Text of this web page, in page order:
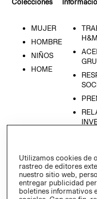
MUJER
HOMBRE
NIÑOS
HOME
H&M
Utilizamos cookies de
rastreo de editores
nuestro sitio web,
entregar publicidad
boletines informativos